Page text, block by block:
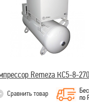
Remeza КС5-8-
Сравнить товар
по